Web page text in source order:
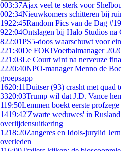
003:37Ajax veel te sterk voor
002:34Nieuwkomers schitteren bij
1922:45Random Pics van de Dag
922:04Ontslagen bij Halo Studios na
822:01PS5-doos waarschuwt voor
221:30De FOK!Voetbalmanager
221:03Le Court wint na nerveuze
2220:40NPO-manager Menno de
groepsapp
1620:11Duitser (93) crasht met quad
3320:03Trump wil dat J.D. Vance
119:50Lemmen boekt eerste
1419:42'Zwarte weduwes' in
overlijdensuitkering
1218:20Zangeres en Idols-jurylid
overleden